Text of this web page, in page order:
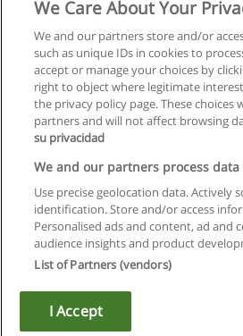
Regras de uso
Privacidade de
Copyright © Educaedu Business S.L. -
We Care About Your
We and our partners store and/or
such as unique IDs in cookies to
accept or manage your choices by
right to object where legitimate
the privacy policy page. These choices
partners and will not affect browsing
su privacidad
We and our partners process
Use precise geolocation data. Actively
identification. Store and/or access
Personalised ads and content, ad and
audience insights and product
List of Partners (vendors)
I Accept